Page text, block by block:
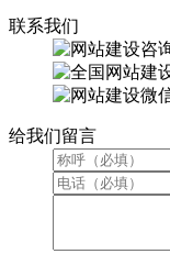
联系我们
微
给我们留言